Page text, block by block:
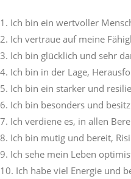
Ich bin ein wertvoller
Ich vertraue auf meine
Ich bin glücklich und sehr
Ich bin in der Lage,
Ich bin ein starker und
Ich bin besonders und
Ich verdiene es, in allen
Ich bin mutig und bereit,
Ich sehe mein Leben
Ich habe viel Energie und